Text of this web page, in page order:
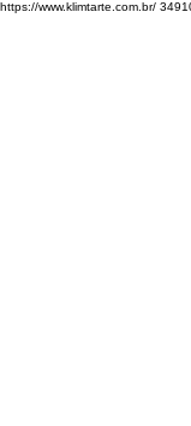
https://www.klimtarte.com.br/